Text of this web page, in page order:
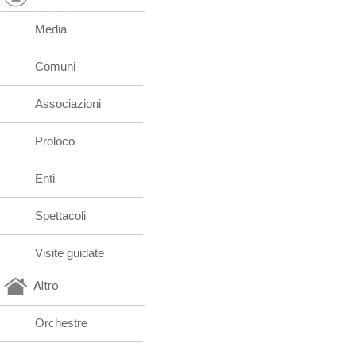
Media
Comuni
Associazioni
Proloco
Enti
Spettacoli
Visite guidate
Altro
Orchestre